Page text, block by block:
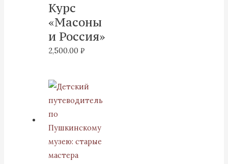
Курс
«Масоны
и Россия»
2,500.00₽